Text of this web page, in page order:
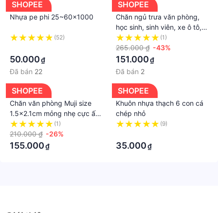
SHOPEE
Nhựa pe phi 25~60x1000
(52)
50.000₫
Đã bán 22
SHOPEE
Chăn ngủ trưa văn phòng,
học sinh, sinh viên, xe ô tô,
đọc sách, xem tivi - 2 lớp,
kích thước 100 x150 cm
(1)
265.000 ₫ -43%
151.000₫
Đã bán 2
SHOPEE
Chăn văn phòng Muji size
1.5x2.1cm mỏng nhẹ cực ấm
chất liệu cotton tự nhiên
(1)
210.000 ₫ -26%
155.000₫
SHOPEE
Khuôn nhựa thạch 6 con cá
chép nhỏ
(9)
35.000₫